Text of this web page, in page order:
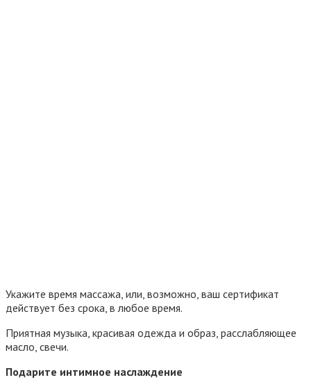
Укажите время массажа, или, возможно, ваш сертификат
действует без срока, в любое время.
Приятная музыка, красивая одежда и образ, расслабляющее
масло, свечи.
Подарите интимное наслаждение